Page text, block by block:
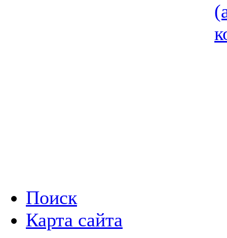
Поиск
Карта сайта